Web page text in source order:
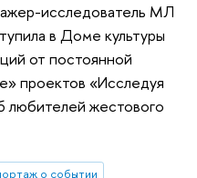
исследователь МЛ
в Доме культуры
от постоянной
проектов «Исследуя
любителей жестового
о событии